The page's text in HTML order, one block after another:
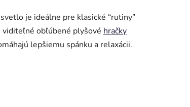
je ideálne pre klasické “rutiny”
viditeľné obľúbené plyšové hračky
lepšiemu spánku a relaxácii.